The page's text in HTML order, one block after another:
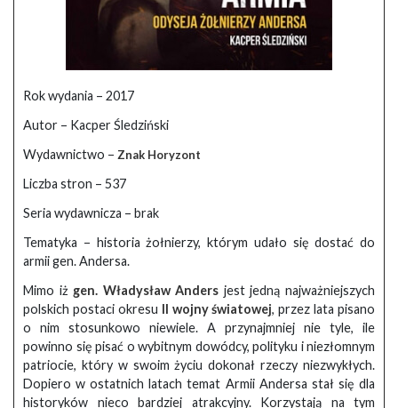
Rok wydania – 2017
Autor – Kacper Śledziński
Wydawnictwo – Znak Horyzont
Liczba stron – 537
Seria wydawnicza – brak
Tematyka – historia żołnierzy, którym udało się dostać do
armii gen. Andersa.
Mimo iż gen. Władysław Anders jest jedną najważniejszych
polskich postaci okresu II wojny światowej, przez lata pisano
o nim stosunkowo niewiele. A przynajmniej nie tyle, ile
powinno się pisać o wybitnym dowódcy, polityku i niezłomnym
patriocie, który w swoim życiu dokonał rzeczy niezwykłych.
Dopiero w ostatnich latach temat Armii Andersa stał się dla
historyków nieco bardziej atrakcyjny. Korzystają na tym